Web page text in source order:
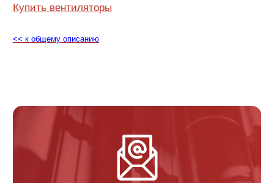
Купить вентиляторы
<< к общему описанию